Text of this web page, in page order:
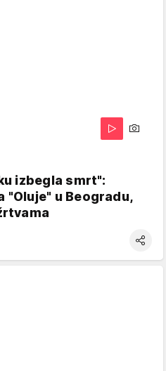
izbegla smrt":
"Oluje" u Beogradu,